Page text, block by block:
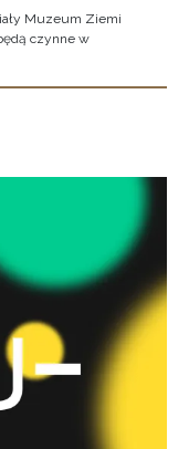
Muzeum Ziemi
czynne w